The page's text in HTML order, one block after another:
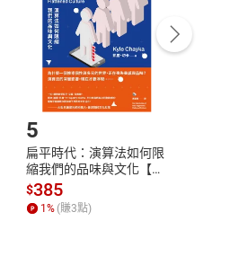
5
扁平時代：演算法如何限
縮我們的品味與文化【電
子書】
$385
1% (賺3點)